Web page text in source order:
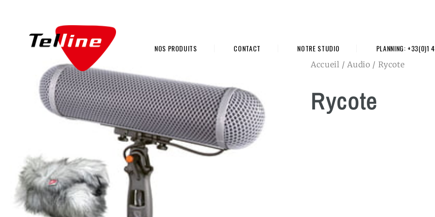
NOS PRODUITS CONTACT NOTRE STUDIO PLANNING: +33(0)1
Accueil /Audio / Rycote
Rycote